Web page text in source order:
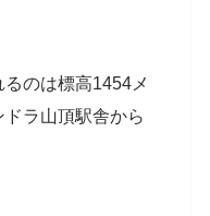
のは標高1454メ
ラ山頂駅舎から